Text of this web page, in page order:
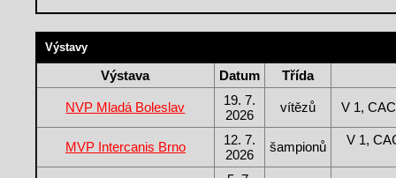
Výstavy
Výstava Datum Třída
NVP Mladá Boleslav
19. 7.
2026
vítězů V 1,
MVP Intercanis Brno
12. 7.
2026
šampionů V 1,